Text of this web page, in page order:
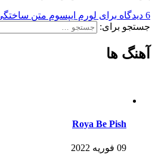
6 دیدگاه
برای لورم ایپسوم متن
جستجو برای:
آهنگ ها
Roya Be Pish
09 فوریه 2022